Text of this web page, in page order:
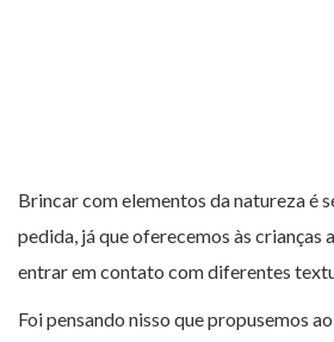
Brincar com elementos da natureza é
pedida, já que oferecemos às crianças
entrar em contato com diferentes
Foi pensando nisso que propusemos